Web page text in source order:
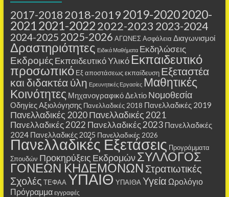
2017-2018 2018-20192019-20202020-
20212021-20222022-2023 2023-2024
2024-2025 2025-2026 ΑΓΩΝΕΣ Ασφάλεια Διαγωνισμοί
Δραστηριότητες Ειδικά Μαθήματα Εκδηλώσεις
Εκδρομές Εκπαιδευτικό Υλικό Εκπαιδευτικό
προσωπικό Εξ αποστάσεως εκπαίδευση Εξεταστέα
και διδακτέα ύλη Ερευνητικές Εργασίες Μαθητικές
Κοινότητες Μηχανογραφικό Δελτίο Νομοθεσία
Οδηγίες Αξιολόγησης Πανελλαδικές 2018 Πανελλαδικές 2019
Πανελλαδικές 2020 Πανελλαδικές 2021
Πανελλαδικές 2022 Πανελλαδικές 2023 Πανελλαδικές
2024 Πανελλαδικές 2025 Πανελλαδικές 2026
Πανελλαδικές Εξετάσεις Προγράμματα
Σπουδών Προκηρύξεις ΕκδρομώνΣΥΛΛΟΓΟΣ
ΓΟΝΕΩΝ ΚΗΔΕΜΟΝΩΝ Στρατιωτικές
Σχολές ΤΕΦΑΑ ΥΠΑΙΘ ΥΠΑΙΘΑ Υγεία Ωρολόγιο
Πρόγραμμα εγγραφές